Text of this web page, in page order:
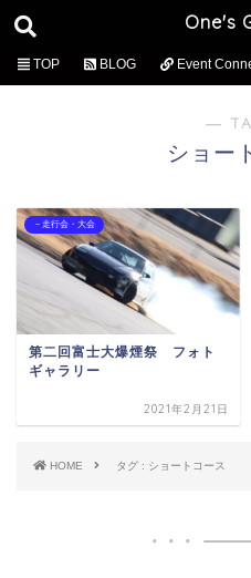
One's
TOP BLOG Event
―
ショー
－走行会・大会
第二回富士大爆煙祭 フォト
ギャラリー
2021年2月21日
HOME タグ : ショートコース